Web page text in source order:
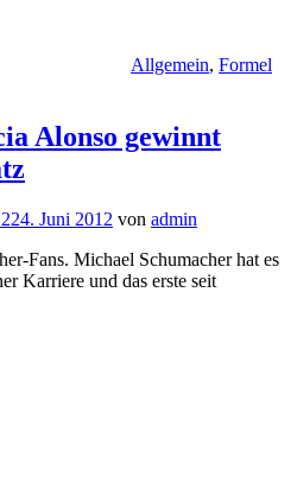
Allgemein, Formel
Alonso gewinnt
24. Juni 2012 von admin
Fans. Michael Schumacher hat es
Karriere und das erste seit